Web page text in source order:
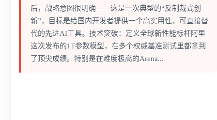
后，战略意图很明确——这是一次典型的“反制裁式创
新”，目标是给国内开发者提供一个高实用性、可直接替
代的先进AI工具。技术突破：定义全球新性能标杆阿里
这次发布的1T参数模型，在多个权威基准测试里都拿到
了顶尖成绩。特别是在难度极高的Arena...